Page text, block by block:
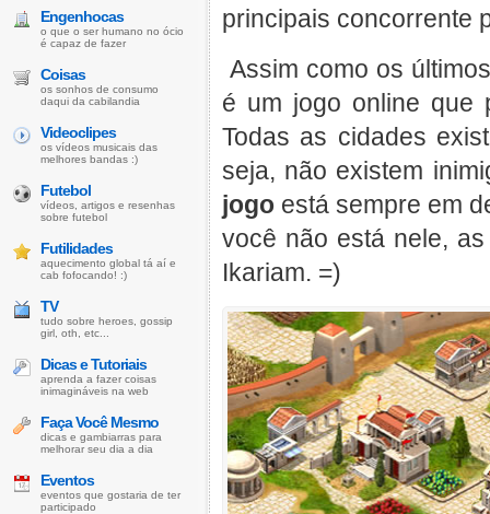
principais concorrente
Assim como os
é um jogo online que
Todas as cidades
seja, não existem
jogo está sempre em
você não está nele,
Ikariam. =)
Engenhocas
o que o ser humano no ócio
é capaz de fazer
Coisas
os sonhos de consumo
daqui da cabilandia
Videoclipes
os vídeos musicais das
melhores bandas :)
Futebol
vídeos, artigos e resenhas
sobre futebol
Futilidades
aquecimento global tá aí e
cab fofocando! :)
TV
tudo sobre heroes, gossip
girl, oth, etc...
Dicas e Tutoriais
aprenda a fazer coisas
inimagináveis na web
Faça Você Mesmo
dicas e gambiarras para
melhorar seu dia a dia
Eventos
eventos que gostaria de ter
participado